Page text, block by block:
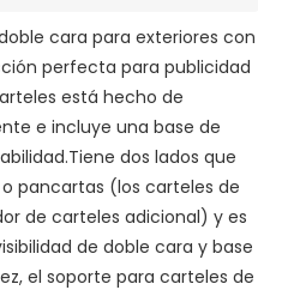
cara para exteriores con
perfecta para publicidad
está hecho de
e incluye una base de
dos lados que
pancartas (los carteles de
de carteles adicional) y es
de doble cara y base
el soporte para carteles de